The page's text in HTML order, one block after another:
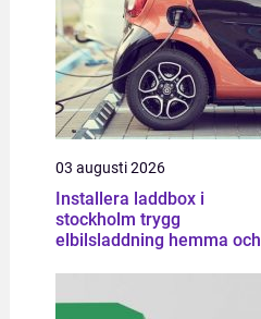
03 augusti 2026
Installera laddbox i
stockholm trygg
elbilsladdning hemma och